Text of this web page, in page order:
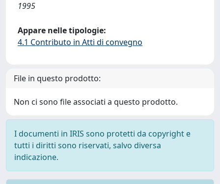
1995
Appare nelle tipologie:
4.1 Contributo in Atti di convegno
File in questo prodotto:
Non ci sono file associati a questo prodotto.
I documenti in IRIS sono protetti da copyright e
tutti i diritti sono riservati, salvo diversa
indicazione.